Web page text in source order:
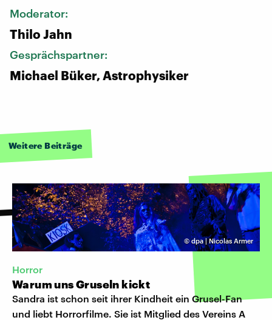
Moderator:
Thilo Jahn
Gesprächspartner:
Michael Büker, Astrophysiker
Weitere Beiträge
©dpa | Nicolas Armer
Horror
Warum uns Gruseln kickt
Sandra ist schon seit ihrer Kindheit ein Grusel-Fan
und liebt Horrorfilme. Sie ist Mitglied des Vereins A